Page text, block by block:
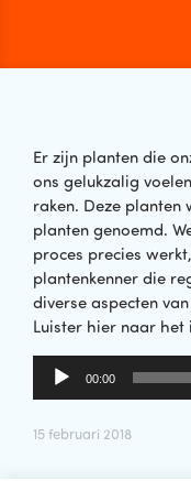
Er zijn planten die
ons gelukzalig
raken. Deze planten
planten genoemd.
proces precies
plantenkenner die
diverse aspecten
Luister hier naar het
Audiospeler
00:00
15 februari 2018